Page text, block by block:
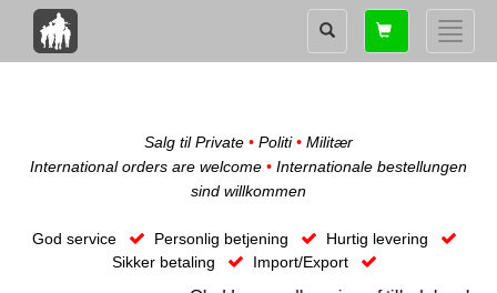
Toggle
Shopping
card
Salg til Private • Politi• Militær
International orders are welcome • Internationale bestellungen
sind willkommen
God service Personlig betjening
Hurtig levering
Sikker betaling
Import/Export